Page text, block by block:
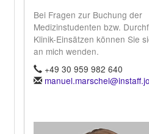
Bei Fragen zur Buchung der
Medizinstudenten bzw.
Klinik-Einsätzen können Sie
an mich wenden.
+49 30 959 982 640